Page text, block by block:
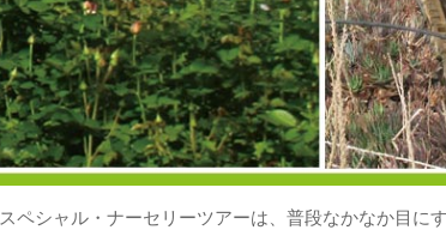
ペシャル・ナーセリーツアーは、普段なかなか目に